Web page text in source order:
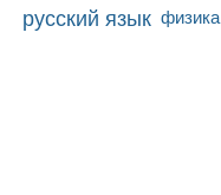
русский язык физика